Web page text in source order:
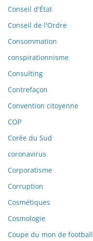
Conseil d'État
Conseil de l'Ordre
Consommation
conspirationnisme
Consulting
Contrefaçon
Convention citoyenne
COP
Corée du Sud
coronavirus
Corporatisme
Corruption
Cosmétiques
Cosmologie
Coupe du mon de football